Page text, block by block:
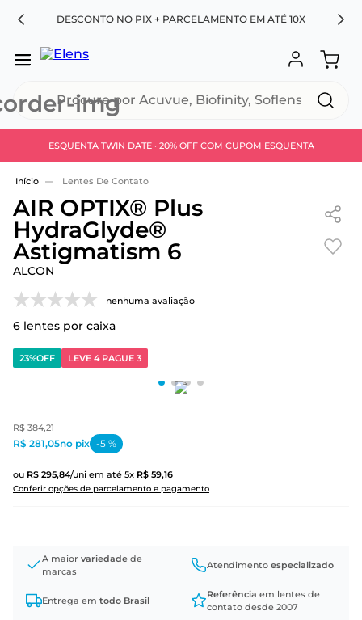
DESCONTO NO PIX + PARCELAMENTO EM ATÉ 10X
ESQUENTA TWIN DATE · 20% OFF COM CUPOM ESQUENTA
Use 30HOJE e ganhe 30% OFF + economia extra no
Lentes De Contato
AIR OPTIX® Plus
HydraGlyde®
Astigmatism 6
ALCON
nenhuma avaliação
6 lentes por caixa
23%OFF LEVE 4 PAGUE 3
ou R$ 295,84/uni em até 5x R$ 59,16
Conferir opções de parcelamento e pagamento
R$ 384,21
R$ 281,05no pix -5 %
A maior variedade de
marcas
Atendimento especializado
Entrega em todo Brasil
Referência em lentes de
contato desde 2007